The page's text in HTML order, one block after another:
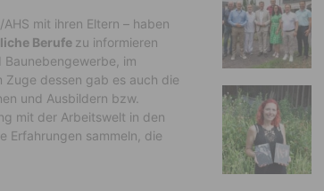
mit ihren Eltern – haben
Berufe zu informieren
im
Zuge dessen gab es auch die
und Ausbildern bzw.
mit der Arbeitswelt in den
Erfahrungen sammeln, die